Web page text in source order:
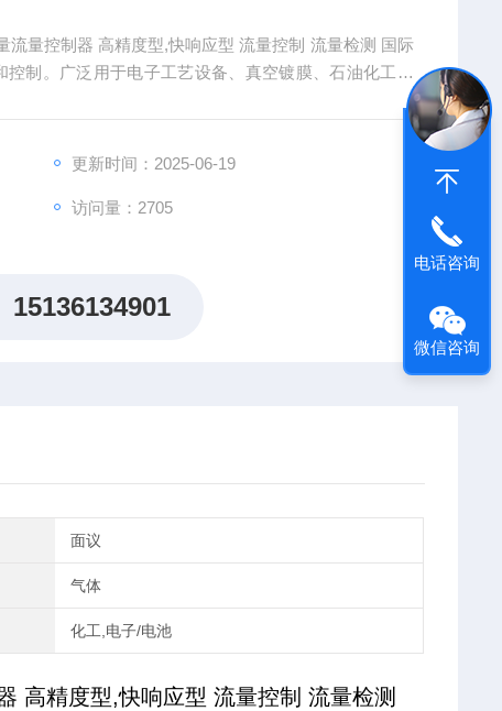
流量控制器 高精度型,快响应型 流量控制 流量检测 国际
制。广泛用于电子工艺设备、真空镀膜、石油化工、
更新时间：2025-06-19
访问量：2705
15136134901
面议
气体
化工,电子/电池
高精度型,快响应型 流量控制 流量检测
电话咨询
微信咨询